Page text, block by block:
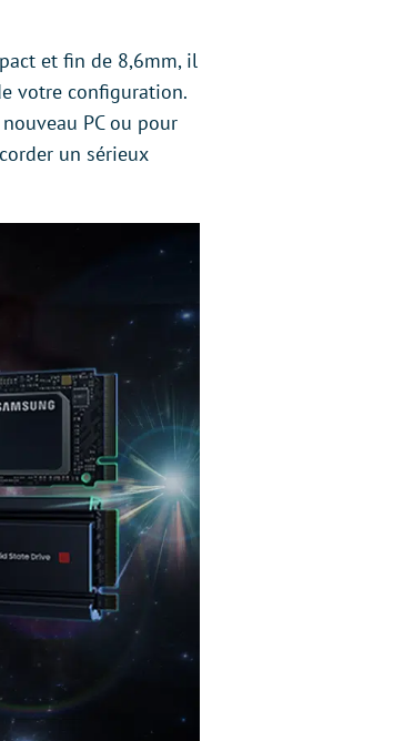
et fin de 8,6mm, il
votre configuration.
PC ou pour
un sérieux